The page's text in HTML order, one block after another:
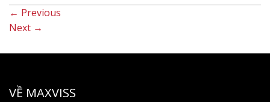
← Previous
Next →
VỀ MAXVISS